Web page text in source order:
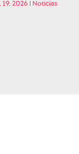
19, 2026 Noticias